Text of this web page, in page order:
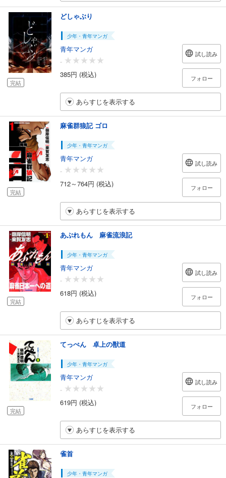
完結
どしゃぶり
少年・青年マンガ
青年マンガ
-
385円 (税込)
試し読み
フォロー
あらすじを表示する
完結
麻雀群狼記 ゴロ
少年・青年マンガ
青年マンガ
-
712～764円 (税込)
試し読み
フォロー
あらすじを表示する
完結
あぶれもん 麻雀流浪記
少年・青年マンガ
青年マンガ
-
618円 (税込)
試し読み
フォロー
あらすじを表示する
完結
てっぺん 卓上の獣道
少年・青年マンガ
青年マンガ
-
619円 (税込)
試し読み
フォロー
あらすじを表示する
雀首
少年・青年マンガ